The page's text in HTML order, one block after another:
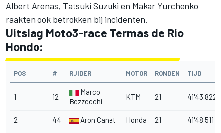
Albert Arenas, Tatsuki Suzuki en Makar Yurchenko
raakten ook betrokken bij incidenten.
Uitslag Moto3-race Termas de Rio
Hondo:
POS # RJIDER MOTOR RONDEN TIJD
1 12
Marco
Bezzecchi
KTM 21 41'43.822
2 44 Aron Canet Honda 21 41'48.511